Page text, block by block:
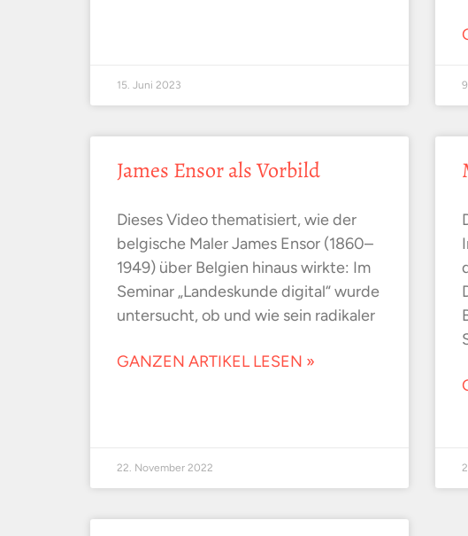
15. Juni 2023
James Ensor als Vorbild
Dieses Video thematisiert, wie der
belgische Maler James Ensor (1860–
1949) über Belgien hinaus wirkte: Im
Seminar „Landeskunde digital“ wurde
untersucht, ob und wie sein radikaler
GANZEN ARTIKEL LESEN »
22. November 2022